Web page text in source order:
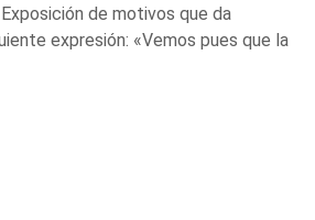
de motivos que da
expresión: «Vemos pues que la